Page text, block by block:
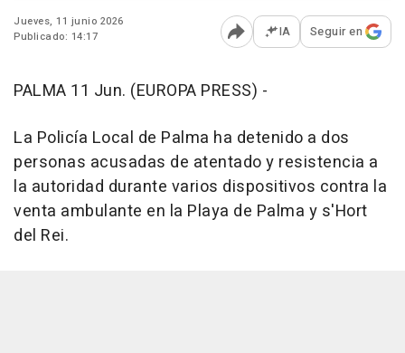
Jueves, 11 junio 2026
Publicado: 14:17
Abrir opciones para
IA Seguir en
PALMA 11 Jun. (EUROPA PRESS) -
La Policía Local de Palma ha detenido a dos
personas acusadas de atentado y resistencia a
la autoridad durante varios dispositivos contra la
venta ambulante en la Playa de Palma y s'Hort
del Rei.